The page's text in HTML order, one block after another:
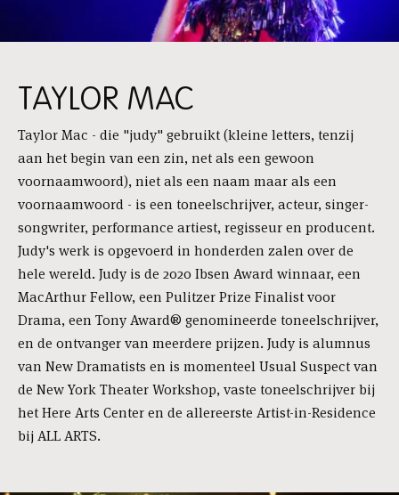
TAYLOR MAC
Taylor Mac - die "judy" gebruikt (kleine letters, tenzij
aan het begin van een zin, net als een gewoon
voornaamwoord), niet als een naam maar als een
voornaamwoord - is een toneelschrijver, acteur, singer-
songwriter, performance artiest, regisseur en producent.
Judy's werk is opgevoerd in honderden zalen over de
hele wereld. Judy is de 2020 Ibsen Award winnaar, een
MacArthur Fellow, een Pulitzer Prize Finalist voor
Drama, een Tony Award® genomineerde toneelschrijver,
en de ontvanger van meerdere prijzen. Judy is alumnus
van New Dramatists en is momenteel Usual Suspect van
de New York Theater Workshop, vaste toneelschrijver bij
het Here Arts Center en de allereerste Artist-in-Residence
bij ALL ARTS.